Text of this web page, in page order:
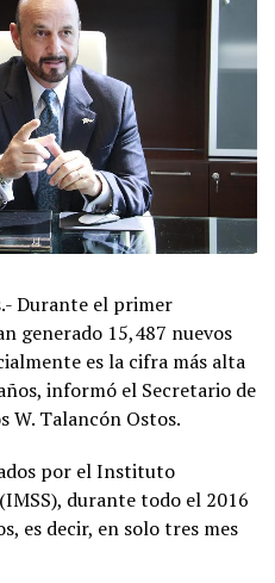
Durante el primer
generado 15,487 nuevos
es la cifra más alta
informó el Secretario de
W. Talancón Ostos.
por el Instituto
durante todo el 2016
es decir, en solo tres mes